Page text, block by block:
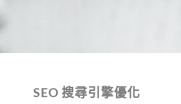
SEO 搜尋引擎優化